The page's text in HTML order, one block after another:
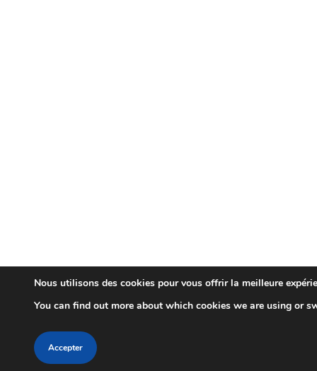
Nous utilisons des cookies pour vous offrir la meilleure
You can find out more about which cookies we are using or
Accepter